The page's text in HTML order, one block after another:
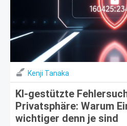
Kenji Tanaka
KI-gestützte
Privatsphäre: Warum
wichtiger denn je sind